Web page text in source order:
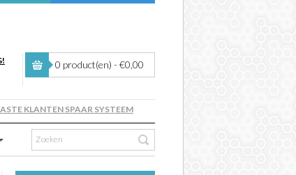
0 product(en) - €0,00
KLANTEN SPAAR SYSTEEM